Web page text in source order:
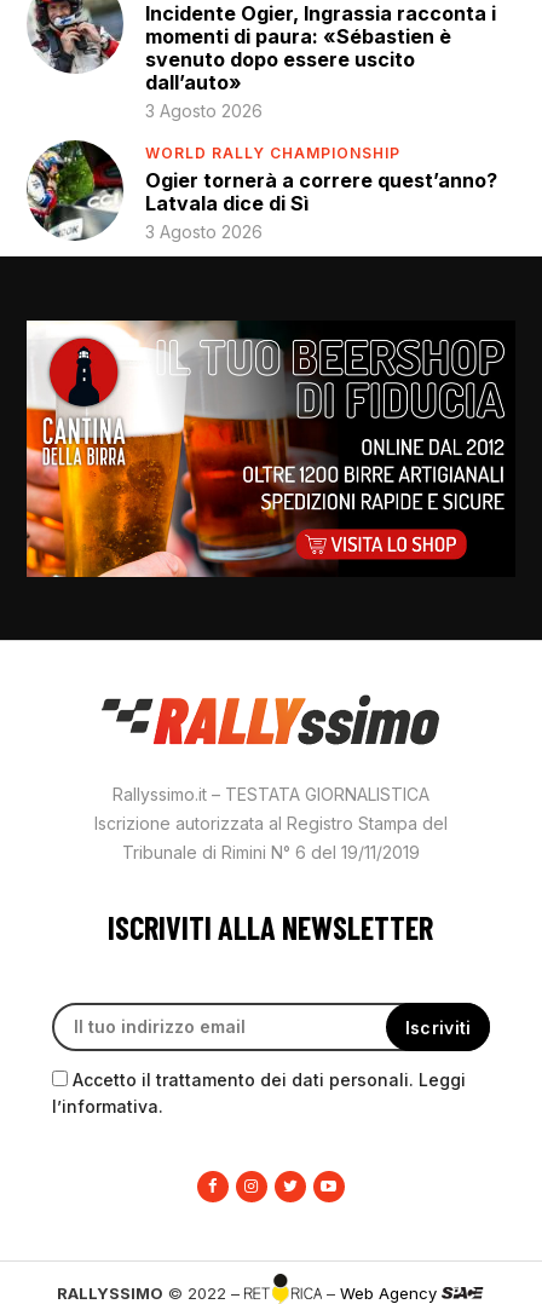
Incidente Ogier, Ingrassia racconta i
momenti di paura: «Sébastien è
svenuto dopo essere uscito
dall’auto»
3 Agosto 2026
WORLD RALLY CHAMPIONSHIP
Ogier tornerà a correre quest’anno?
Latvala dice di Sì
3 Agosto 2026
Rallyssimo.it – TESTATA GIORNALISTICA
Iscrizione autorizzata al Registro Stampa del
Tribunale di Rimini N° 6 del 19/11/2019
ISCRIVITI ALLA NEWSLETTER
Accetto il trattamento dei dati personali. Leggi
l’informativa.
RALLYSSIMO © 2022 – –Web Agency